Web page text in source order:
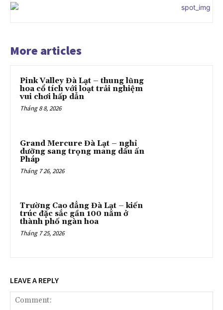
More articles
Pink Valley Đà Lạt – thung lũng
hoa cổ tích với loạt trải nghiệm
vui chơi hấp dẫn
Tháng 8 8, 2026
Grand Mercure Đà Lạt – nghỉ
dưỡng sang trọng mang dấu ấn
Pháp
Tháng 7 26, 2026
Trường Cao đẳng Đà Lạt – kiến
trúc đặc sắc gần 100 năm ở
thành phố ngàn hoa
Tháng 7 25, 2026
LEAVE A REPLY